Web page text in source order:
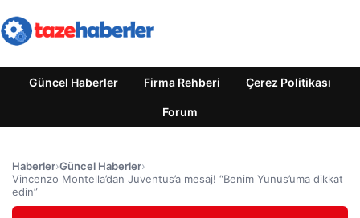
Güncel Haberler Firma Rehberi Çerez Politikası
Forum
Haberler›Güncel Haberler›
Vincenzo Montella’dan Juventus’a mesaj! “Benim Yunus’uma dikkat
edin”